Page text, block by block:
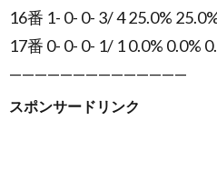
16番 1- 0- 0- 3/ 4 25.0%
17番 0- 0- 0- 1/ 1 0.0% 0.0%
——————————————
スポンサードリンク